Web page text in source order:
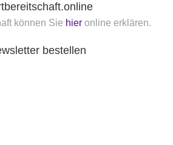
können Sie hier online erklären.
bestellen